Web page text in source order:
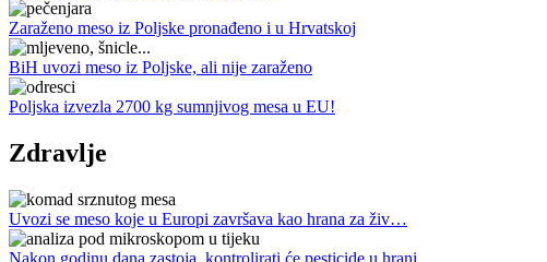
Zaraženo meso iz Poljske pronađeno i u Hrvatskoj
BiH uvozi meso iz Poljske, ali nije zaraženo
Poljska izvezla 2700 kg sumnjivog mesa u EU!
Zdravlje
Uvozi se meso koje u Europi završava kao hrana za živ…